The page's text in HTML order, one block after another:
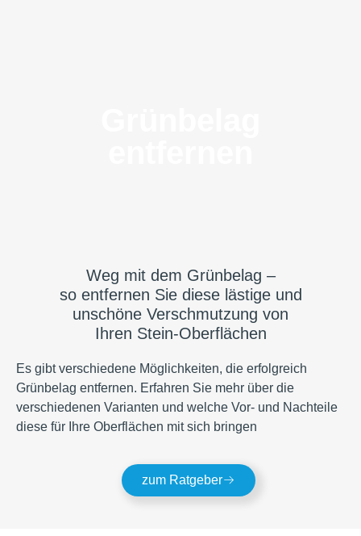
Weg mit dem Grünbelag –
so entfernen Sie diese lästige und
unschöne Verschmutzung von
Ihren Stein-Oberflächen
Es gibt verschiedene Möglichkeiten, die erfolgreich
Grünbelag entfernen. Erfahren Sie mehr über die
verschiedenen Varianten und welche Vor- und Nachteile
diese für Ihre Oberflächen mit sich bringen
zum Ratgeber